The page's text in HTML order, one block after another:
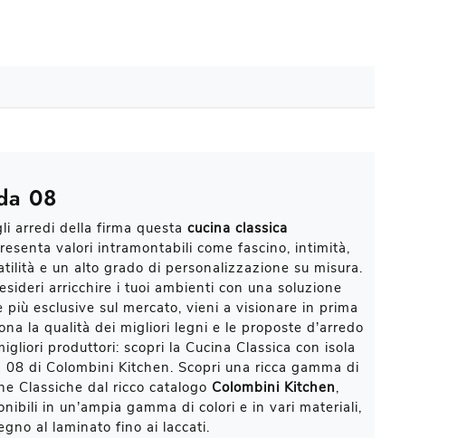
08
arredi della firma questa cucina classica
valori intramontabili come fascino, intimità,
e un alto grado di personalizzazione su misura.
arricchire i tuoi ambienti con una soluzione
più esclusive sul mercato, vieni a visionare in prima
la qualità dei migliori legni e le proposte d’arredo
produttori: scopri la Cucina Classica con isola
08 di Colombini Kitchen. Scopri una ricca gamma di
Classiche dal ricco catalogo Colombini Kitchen,
in un’ampia gamma di colori e in vari materiali,
al laminato fino ai laccati.